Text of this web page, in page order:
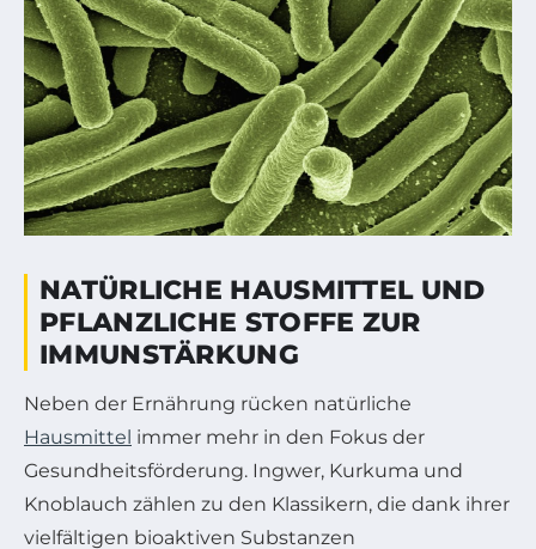
NATÜRLICHE HAUSMITTEL UND
PFLANZLICHE STOFFE ZUR
IMMUNSTÄRKUNG
Neben der Ernährung rücken natürliche
Hausmittel immer mehr in den Fokus der
Gesundheitsförderung. Ingwer, Kurkuma und
Knoblauch zählen zu den Klassikern, die dank ihrer
vielfältigen bioaktiven Substanzen